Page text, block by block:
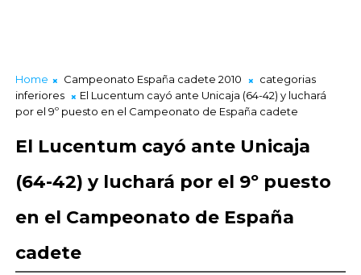
Home Campeonato España cadete 2010
categorias
inferiores
El Lucentum cayó ante Unicaja (64-42) y luchará
por el 9º puesto en el Campeonato de España cadete
El Lucentum cayó ante Unicaja
(64-42) y luchará por el 9º puesto
en el Campeonato de España
cadete